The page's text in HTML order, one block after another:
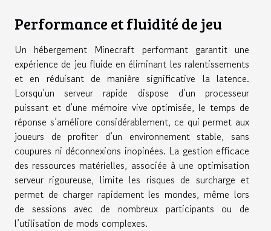
Performance et fluidité de jeu
Un hébergement Minecraft performant garantit une
expérience de jeu fluide en éliminant les ralentissements
et en réduisant de manière significative la latence.
Lorsqu’un serveur rapide dispose d’un processeur
puissant et d’une mémoire vive optimisée, le temps de
réponse s’améliore considérablement, ce qui permet aux
joueurs de profiter d’un environnement stable, sans
coupures ni déconnexions inopinées. La gestion efficace
des ressources matérielles, associée à une optimisation
serveur rigoureuse, limite les risques de surcharge et
permet de charger rapidement les mondes, même lors
de sessions avec de nombreux participants ou de
l’utilisation de mods complexes.